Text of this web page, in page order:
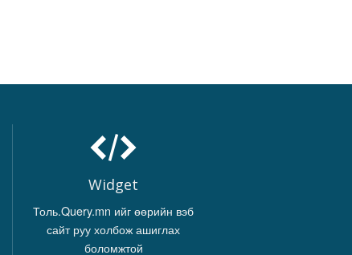
Widget
Толь.Query.mn ийг өөрийн вэб
сайт руу холбож ашиглах
боломжтой